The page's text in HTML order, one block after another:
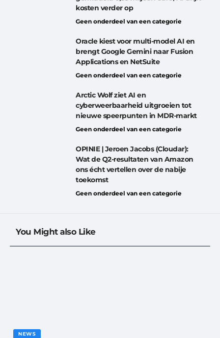
kosten verder op
Geen onderdeel van een categorie
Oracle kiest voor multi-model AI en
brengt Google Gemini naar Fusion
Applications en NetSuite
Geen onderdeel van een categorie
Arctic Wolf ziet AI en
cyberweerbaarheid uitgroeien tot
nieuwe speerpunten in MDR-markt
Geen onderdeel van een categorie
OPINIE | Jeroen Jacobs (Cloudar):
Wat de Q2-resultaten van Amazon
ons écht vertellen over de nabije
toekomst
Geen onderdeel van een categorie
You Might also Like
NEWS